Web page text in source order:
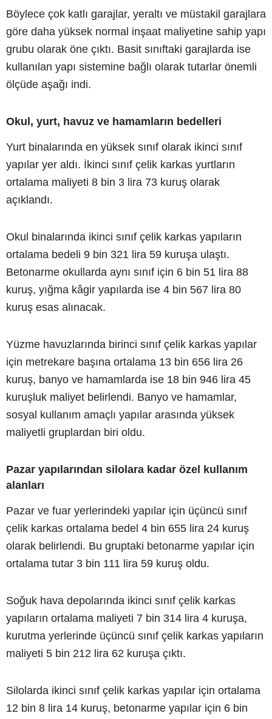
Böylece çok katlı garajlar, yeraltı ve müstakil garajlara
göre daha yüksek normal inşaat maliyetine sahip yapı
grubu olarak öne çıktı. Basit sınıftaki garajlarda ise
kullanılan yapı sistemine bağlı olarak tutarlar önemli
ölçüde aşağı indi.
Okul, yurt, havuz ve hamamların bedelleri
Yurt binalarında en yüksek sınıf olarak ikinci sınıf
yapılar yer aldı. İkinci sınıf çelik karkas yurtların
ortalama maliyeti 8 bin 3 lira 73 kuruş olarak
açıklandı.
Okul binalarında ikinci sınıf çelik karkas yapıların
ortalama bedeli 9 bin 321 lira 59 kuruşa ulaştı.
Betonarme okullarda aynı sınıf için 6 bin 51 lira 88
kuruş, yığma kâgir yapılarda ise 4 bin 567 lira 80
kuruş esas alınacak.
Yüzme havuzlarında birinci sınıf çelik karkas yapılar
için metrekare başına ortalama 13 bin 656 lira 26
kuruş, banyo ve hamamlarda ise 18 bin 946 lira 45
kuruşluk maliyet belirlendi. Banyo ve hamamlar,
sosyal kullanım amaçlı yapılar arasında yüksek
maliyetli gruplardan biri oldu.
Pazar yapılarından silolara kadar özel kullanım
alanları
Pazar ve fuar yerlerindeki yapılar için üçüncü sınıf
çelik karkas ortalama bedel 4 bin 655 lira 24 kuruş
olarak belirlendi. Bu gruptaki betonarme yapılar için
ortalama tutar 3 bin 111 lira 59 kuruş oldu.
Soğuk hava depolarında ikinci sınıf çelik karkas
yapıların ortalama maliyeti 7 bin 314 lira 4 kuruşa,
kurutma yerlerinde üçüncü sınıf çelik karkas yapıların
maliyeti 5 bin 212 lira 62 kuruşa çıktı.
Silolarda ikinci sınıf çelik karkas yapılar için ortalama
12 bin 8 lira 14 kuruş, betonarme yapılar için 6 bin